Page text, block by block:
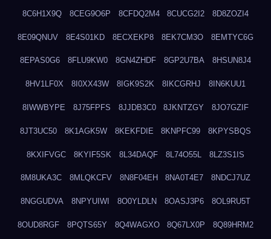
8C6H1X9Q 8CEG9O6P 8CFDQ2M4 8CUCG2I2 8D8ZOZI4
8E09QNUV 8E4S01KD 8ECXEKP8 8EK7CM3O 8EMTYC6G
8EPAS0G6 8FLU9KW0 8GN4ZHDF 8GP2U7BA 8HSUN8J4
8HV1LF0X 8I0XX43W 8IGK9S2K 8IKCGRHJ 8IN6KUU1
8IWWBYPE 8J75FPFS 8JJDB3C0 8JKNTZGY 8JO7GZIF
8JT3UC50 8K1AGK5W 8KEKFDIE 8KNPFC99 8KPYSBQS
8KXIFVGC 8KYIF5SK 8L34DAQF 8L74O55L 8LZ3S1IS
8M8UKA3C 8MLQKCFV 8N8F04EH 8NA0T4E7 8NDCJ7UZ
8NGGUDVA 8NPYUIWI 8O0YLDLN 8OASJ3P6 8OL9RU5T
8OUD8RGF 8PQTS65Y 8Q4WAGXO 8Q67LX0P 8Q89HRM2